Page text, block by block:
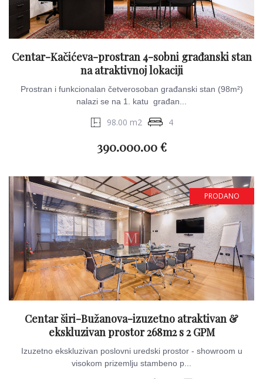
Centar-Kačićeva-prostran 4-sobni građanski stan
na atraktivnoj lokaciji
Prostran i funkcionalan četverosoban građanski stan (98m²)
nalazi se na 1. katu građan...
98.00 m2 4
390.000.00 €
PRODANO
Centar širi-Bužanova-izuzetno atraktivan &
ekskluzivan prostor 268m2 s 2 GPM
Izuzetno ekskluzivan poslovni uredski prostor - showroom u
visokom prizemlju stambeno p...